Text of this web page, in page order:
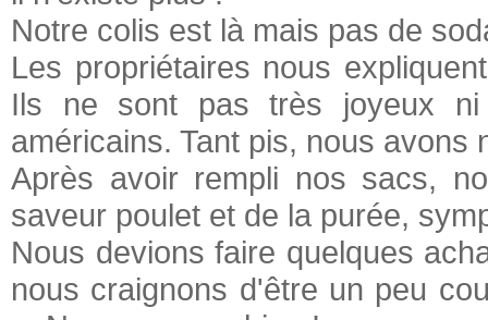
Notre colis est là mais pas de
Les propriétaires nous
Ils ne sont pas très joyeux ni
américains. Tant pis, nous avons
Après avoir rempli nos sacs,
saveur poulet et de la purée,
Nous devions faire quelques
nous craignons d'être un peu